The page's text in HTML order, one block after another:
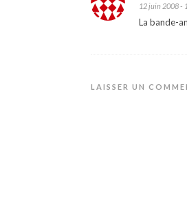
12 juin 2008 -
La bande-
LAISSER UN